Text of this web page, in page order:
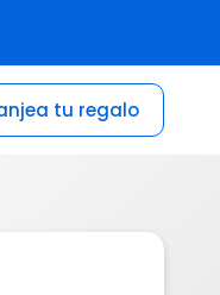
tu regalo